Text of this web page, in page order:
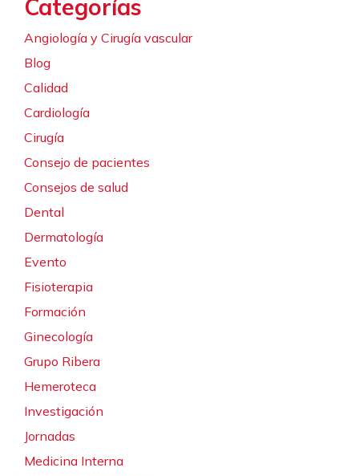
Categorías
Angiología y Cirugía vascular
Blog
Calidad
Cardiología
Cirugía
Consejo de pacientes
Consejos de salud
Dental
Dermatología
Evento
Fisioterapia
Formación
Ginecología
Grupo Ribera
Hemeroteca
Investigación
Jornadas
Medicina Interna